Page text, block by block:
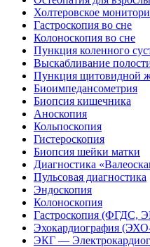
Холтеровское
Гастроскопия во сне
Колоноскопия во сне
Пункция коленного
Выскабливание
Пункция щитовидной
Биоимпедансометрия
Биопсия кишечника
Аноскопия
Кольпоскопия
Гистероскопия
Биопсия шейки матки
Диагностика
Пульсовая диагностика
Эндоскопия
Колоноскопия
Гастроскопия (ФГДС,
Эхокардиография
ЭКГ —